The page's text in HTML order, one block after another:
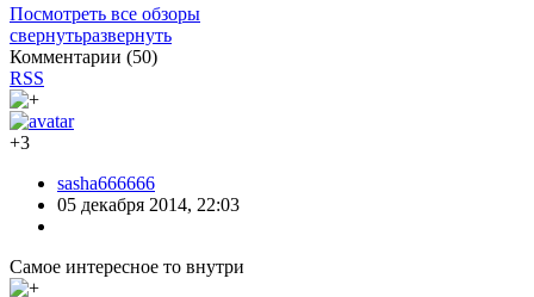
Посмотреть все обзоры
свернутьразвернуть
Комментарии (50)
RSS
+3
sasha666666
05 декабря 2014, 22:03
Самое интересное то внутри